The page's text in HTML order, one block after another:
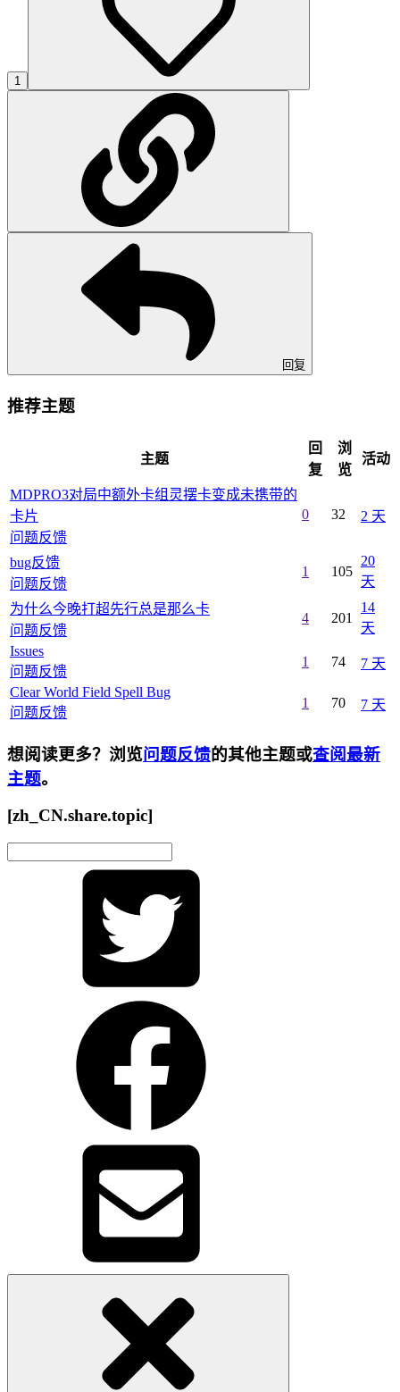
1
回复
推荐主题
主题
回
复
浏
览
活动
MDPRO3对局中额外卡组灵摆卡变成未携带的
卡片
问题反馈
0 32 2 天
bug反馈
问题反馈
1 105
20
天
为什么今晚打超先行总是那么卡
问题反馈
4 201
14
天
Issues
问题反馈
1 74
7 天
Clear World Field Spell Bug
问题反馈
1 70 7 天
想阅读更多？浏览问题反馈的其他主题或查阅最新
主题。
[zh_CN.share.topic]